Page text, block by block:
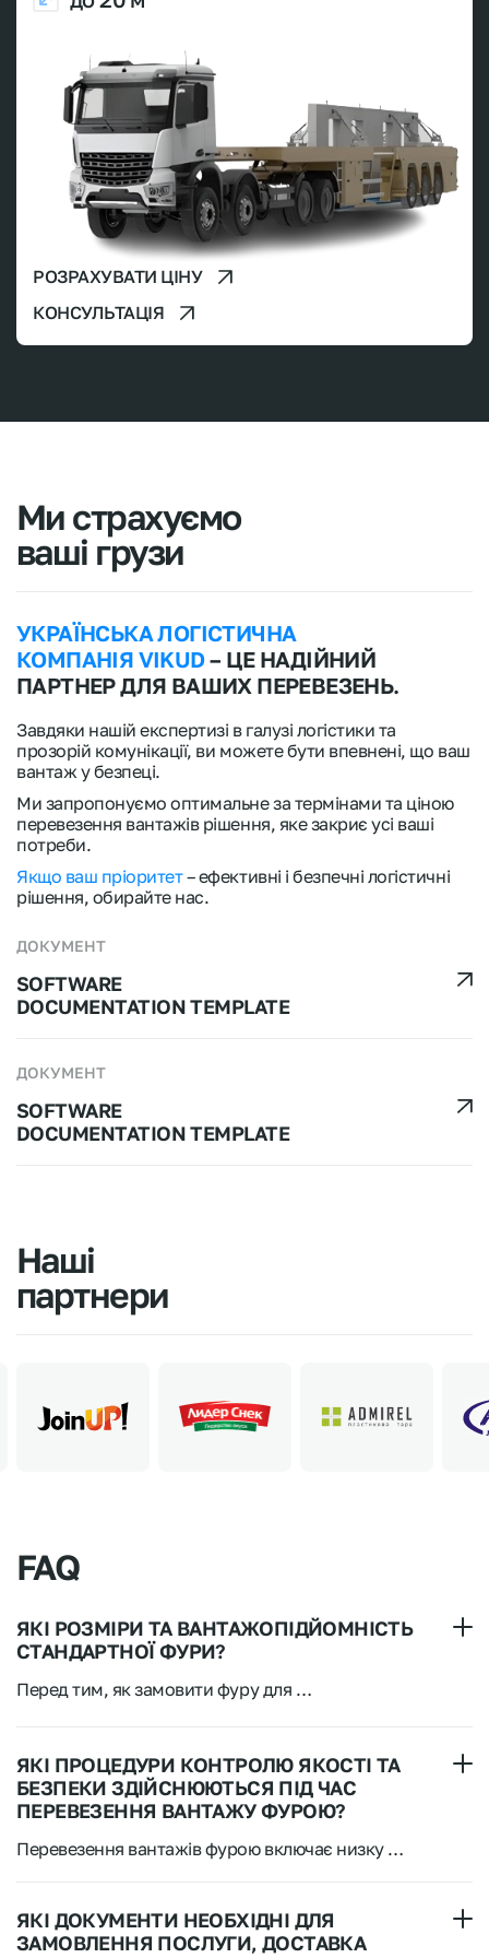
РОЗРАХУВАТИ ЦІНУ
КОНСУЛЬТАЦІЯ
Ми страхуємо
ваші грузи
УКРАЇНСЬКА ЛОГІСТИЧНА
КОМПАНІЯ VIKUD– ЦЕ НАДІЙНИЙ
ПАРТНЕР ДЛЯ ВАШИХ ПЕРЕВЕЗЕНЬ.
Завдяки нашій експертизі в галузі логістики та
прозорій комунікації, ви можете бути впевнені, що ваш
вантаж у безпеці.
Ми запропонуємо оптимальне за термінами та ціною
перевезення вантажів рішення, яке закриє усі ваші
потреби.
Якщо ваш пріоритет– ефективні і безпечні логістичні
рішення, обирайте нас.
ДОКУМЕНТ
SOFTWARE
DOCUMENTATION TEMPLATE
ДОКУМЕНТ
SOFTWARE
DOCUMENTATION TEMPLATE
Наші
партнери
FAQ
ЯКІ РОЗМІРИ ТА ВАНТАЖОПІДЙОМНІСТЬ
СТАНДАРТНОЇ ФУРИ?
Перед тим, як замовити фуру для
Ширина: 2.45 метри;
Висота: 2.7 метри;
Вантажопідйомність: 24 тонни.
стандартним вимогам для більшості фур, що
використовуються у вантажоперевезеннях.
ЯКІ ПРОЦЕДУРИ КОНТРОЛЮ ЯКОСТІ ТА
БЕЗПЕКИ ЗДІЙСНЮЮТЬСЯ ПІД ЧАС
ПЕРЕВЕЗЕННЯ ВАНТАЖУ ФУРОЮ?
Перевезення вантажів фурою включає низку
транспортування, серед яких: перевірка вантажу
перед навантаженням, кріплення вантажу,
маркування та ідентифікація, контроль
ЯКІ ДОКУМЕНТИ НЕОБХІДНІ ДЛЯ
ЗАМОВЛЕННЯ ПОСЛУГИ, ДОСТАВКА